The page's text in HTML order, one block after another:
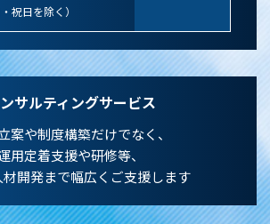
・祝日を除く）
サルティングサービス
案や制度構築だけでなく、
用定着支援や研修等、
開発まで幅広くご支援します